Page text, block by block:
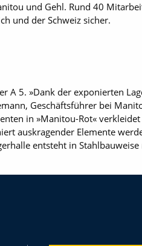
und Gehl. Rund 40
und der Schweiz sicher.
A 5. »Dank der exponierten
Geschäftsführer bei
in »Manitou-Rot«
auskragender Elemente
entsteht in